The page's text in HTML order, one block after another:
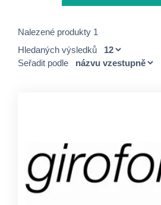
Nalezené produkty 1
Hledaných výsledků
Seřadit podle